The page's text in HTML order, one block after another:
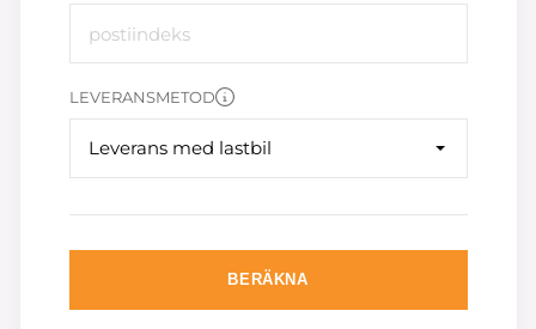
LEVERANSMETOD
Leverans med lastbil
BERÄKNA